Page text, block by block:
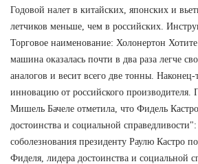
Годовой налет в китайских, японских и
летчиков меньше, чем в российских.
Торговое наименование: Холонертон
машина оказалась почти в два раза легче
аналогов и весит всего две тонны.
инновацию от российского производителя.
Мишель Бачеле отметила, что Фидель
достоинства и социальной
соболезнования президенту Раулю Кастро
Фиделя, лидера достоинства и социальной